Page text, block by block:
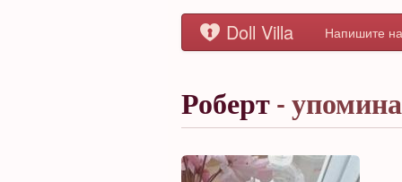
Doll Villa Напишите
Роберт -